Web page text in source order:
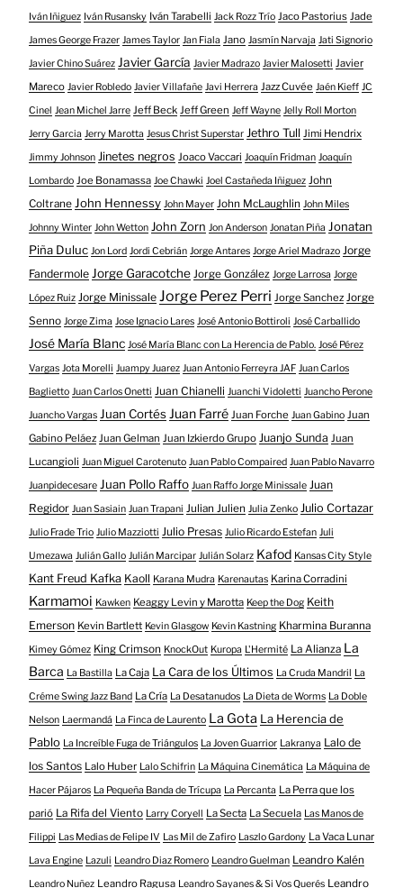
Iván Iñiguez Iván Rusansky Iván Tarabelli Jack Rozz Trío Jaco Pastorius Jade
James George Frazer James Taylor Jan Fiala Jano Jasmín Narvaja Jati Signorio
Javier Chino Suárez Javier García Javier Madrazo Javier Malosetti Javier
Mareco Javier Robledo Javier Villafañe Javi Herrera Jazz Cuvée Jaén Kieff JC
Cinel Jean Michel Jarre Jeff Beck Jeff Green Jeff Wayne Jelly Roll Morton
Jerry Garcia Jerry Marotta Jesus Christ Superstar Jethro Tull Jimi Hendrix
Jimmy Johnson Jinetes negros Joaco Vaccari Joaquín Fridman Joaquín
Lombardo Joe Bonamassa Joe Chawki Joel Castañeda Iñiguez John
Coltrane John Hennessy John Mayer John McLaughlin John Miles
Johnny Winter John Wetton John Zorn Jon Anderson Jonatan Piña Jonatan
Piña Duluc Jon Lord Jordi Cebrián Jorge Antares Jorge Ariel Madrazo Jorge
Fandermole Jorge Garacotche Jorge González Jorge Larrosa Jorge
López Ruiz Jorge Minissale Jorge Perez Perri Jorge Sanchez Jorge
Senno Jorge Zima Jose Ignacio Lares José Antonio Bottiroli José Carballido
José María Blanc José María Blanc con La Herencia de Pablo. José Pérez
Vargas Jota Morelli Juampy Juarez Juan Antonio Ferreyra JAF Juan Carlos
Baglietto Juan Carlos Onetti Juan Chianelli Juanchi Vidoletti Juancho Perone
Juancho Vargas Juan Cortés Juan Farré Juan Forche Juan Gabino Juan
Gabino Peláez Juan Gelman Juan Izkierdo Grupo Juanjo Sunda Juan
Lucangioli Juan Miguel Carotenuto Juan Pablo Compaired Juan Pablo Navarro
Juanpidecesare Juan Pollo Raffo Juan Raffo Jorge Minissale Juan
Regidor Juan Sasiain Juan Trapani Julian Julien Julia Zenko Julio Cortazar
Julio Frade Trio Julio Mazziotti Julio Presas Julio Ricardo Estefan Juli
Umezawa Julián Gallo Julián Marcipar Julián Solarz Kafod Kansas City Style
Kant Freud Kafka Kaoll Karana Mudra Karenautas Karina Corradini
Karmamoi Kawken Keaggy Levin y Marotta Keep the Dog Keith
Emerson Kevin Bartlett Kevin Glasgow Kevin Kastning Kharmina Buranna
Kimey Gómez King Crimson KnockOut Kuropa L'Hermité La Alianza La
Barca La Bastilla La Caja La Cara de los Últimos La Cruda Mandril
La
Créme Swing Jazz Band La Cría La Desatanudos La Dieta de Worms La Doble
Nelson Laermandá La Finca de Laurento La Gota La Herencia de
Pablo La Increíble Fuga de Triángulos La Joven Guarrior Lakranya Lalo de
los Santos Lalo Huber Lalo Schifrin La Máquina Cinemática La Máquina de
Hacer Pájaros La Pequeña Banda de Trícupa La Percanta La Perra que los
parió La Rifa del Viento Larry Coryell La Secta La Secuela Las Manos de
Filippi Las Medias de Felipe IV Las Mil de Zafiro Laszlo Gardony La Vaca Lunar
Lava Engine Lazuli Leandro Diaz Romero Leandro Guelman Leandro Kalén
Leandro Nuñez Leandro Ragusa Leandro Sayanes & Si Vos Querés Leandro